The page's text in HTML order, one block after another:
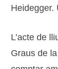
Heidegger.
L’acte de
Graus de